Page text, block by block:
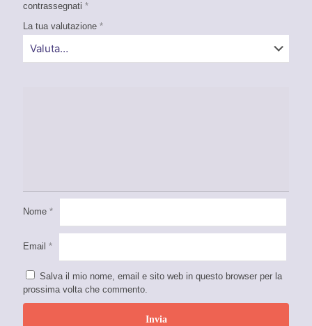
contrassegnati *
La tua valutazione *
Nome *
Email *
Salva il mio nome, email e sito web in questo browser per la
prossima volta che commento.